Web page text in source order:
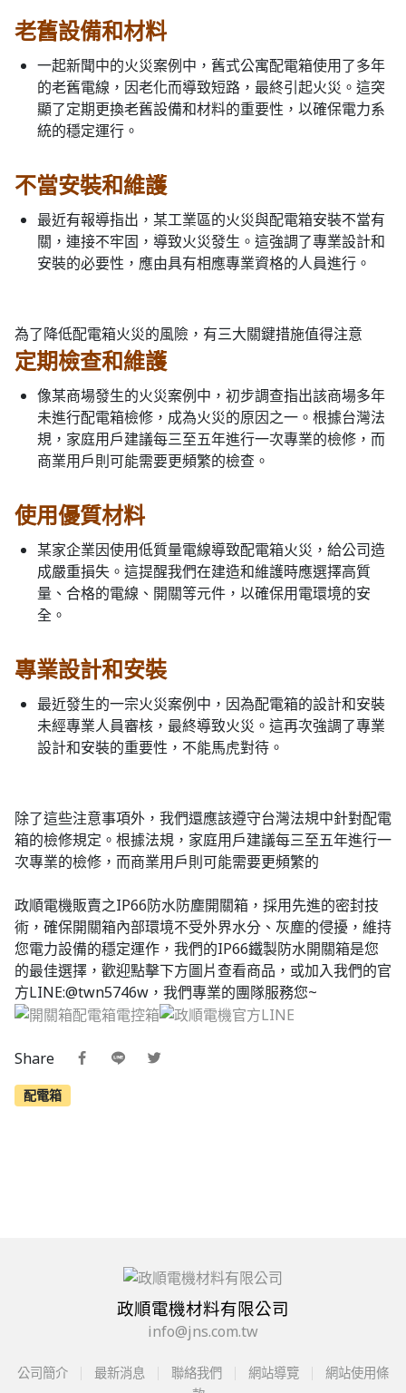
老舊設備和材料
一起新聞中的火災案例中，舊式公寓配電箱使用了多年
的老舊電線，因老化而導致短路，最終引起火災。這突
顯了定期更換老舊設備和材料的重要性，以確保電力系
統的穩定運行。
不當安裝和維護
最近有報導指出，某工業區的火災與配電箱安裝不當有
關，連接不牢固，導致火災發生。這強調了專業設計和
安裝的必要性，應由具有相應專業資格的人員進行。
為了降低配電箱火災的風險，有三大關鍵措施值得注意
定期檢查和維護
像某商場發生的火災案例中，初步調查指出該商場多年
未進行配電箱檢修，成為火災的原因之一。根據台灣法
規，家庭用戶建議每三至五年進行一次專業的檢修，而
商業用戶則可能需要更頻繁的檢查。
使用優質材料
某家企業因使用低質量電線導致配電箱火災，給公司造
成嚴重損失。這提醒我們在建造和維護時應選擇高質
量、合格的電線、開關等元件，以確保用電環境的安
全。
專業設計和安裝
最近發生的一宗火災案例中，因為配電箱的設計和安裝
未經專業人員審核，最終導致火災。這再次強調了專業
設計和安裝的重要性，不能馬虎對待。
除了這些注意事項外，我們還應該遵守台灣法規中針對配電
箱的檢修規定。根據法規，家庭用戶建議每三至五年進行一
次專業的檢修，而商業用戶則可能需要更頻繁的
政順電機販賣之IP66防水防塵開關箱，採用先進的密封技
術，確保開關箱內部環境不受外界水分、灰塵的侵擾，維持
您電力設備的穩定運作，我們的IP66鐵製防水開關箱是您
的最佳選擇，歡迎點擊下方圖片查看商品，或加入我們的官
方LINE:@twn5746w，我們專業的團隊服務您~
Share
配電箱
政順電機材料有限公司
info@jns.com.tw
公司簡介 最新消息 聯絡我們 網站導覽
網站使用條